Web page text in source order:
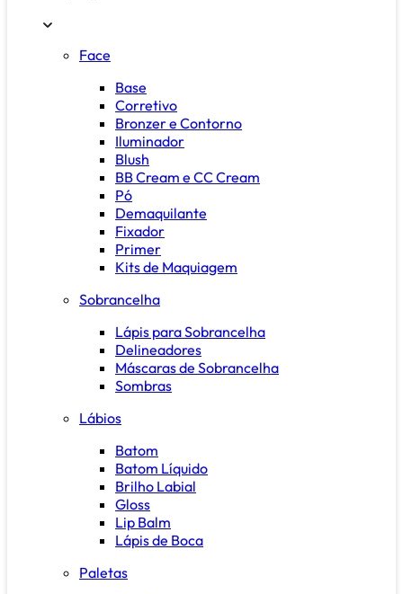
Face
Base
Corretivo
Bronzer e Contorno
Iluminador
Blush
BB Cream e CC Cream
Pó
Demaquilante
Fixador
Primer
Kits de Maquiagem
Sobrancelha
Lápis para Sobrancelha
Delineadores
Máscaras de Sobrancelha
Sombras
Lábios
Batom
Batom Líquido
Brilho Labial
Gloss
Lip Balm
Lápis de Boca
Paletas